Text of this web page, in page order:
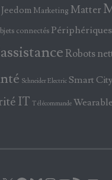
Jeedom Marketing Matter
connectés Périphériques
Robots
Schneider Electric Smart
IT Télécommande
X Facebook
Bluesky
Instagram
Flux RSS